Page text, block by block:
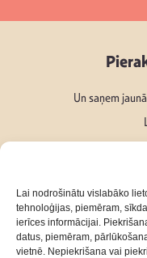
Lai nodrošinātu vislabāko
tehnoloģijas, piemēram,
ierīces informācijai.
datus, piemēram,
vietnē. Nepiekrišana vai
Un saņem
Seko mums: